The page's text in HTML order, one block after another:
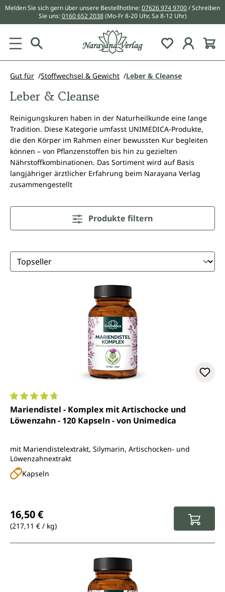
springen
Melden Sie sich gern über unsere Bestellhotline:07626 974 9700/ Schreiben
Sie uns:0160 652 2038 (Mo-Fr 8-20 Uhr, Sa 8-12 Uhr)
Du hast 0
Gut für Stoffwechsel & Gewicht Leber & Cleanse
Leber & Cleanse
Reinigungskuren haben in der Naturheilkunde eine lange
Tradition. Diese Kategorie umfasst UNIMEDICA-Produkte,
die den Körper im Rahmen einer bewussten Kur begleiten
können – von Pflanzenstoffen bis hin zu gezielten
Nährstoffkombinationen. Das Sortiment wird auf Basis
langjähriger ärztlicher Erfahrung beim Narayana Verlag
zusammengestellt
Produkte filtern
Durchschnittliche Bewertung von 4.8 von 5 Sternen
Mariendistel - Komplex mit Artischocke und
Löwenzahn - 120 Kapseln - von Unimedica
mit Mariendistelextrakt, Silymarin, Artischocken- und
Löwenzahnextrakt
Kapseln
16,50 €
(217,11 € / kg)